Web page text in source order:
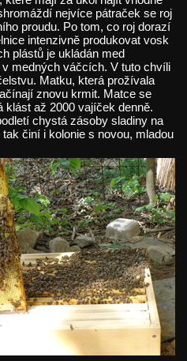
nejvíce pátraček se roj
proudu. Po tom, co roj dorazí
intenzivně produkovat vosk
plástů je ukládán med
medných váčcích. V tuto chvíli
Matku, která prožívala
znovu krmit. Matce se
až 2000 vajíček denně.
chystá zásoby sladiny na
činí i kolonie s novou, mladou